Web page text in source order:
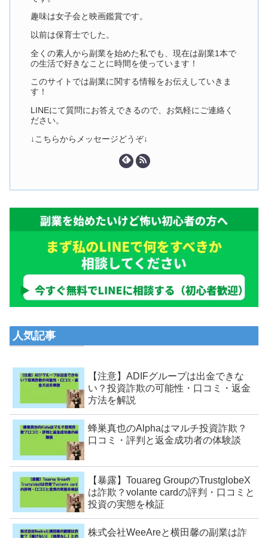
趣味は女子会と映画鑑賞です。
以前は保育士でした。
全くの素人から副業を始めた私でも、現在は副業1本で
の生活で好きなことに時間を使っています！
このサイトでは副業に関する情報をお伝えしていきま
す！
LINEにて質問にお答えできるので、お気軽にご連絡く
ださい。
↓こちらからメッセージどうぞ↓
人気記事
【注意】ADIFグループは出金できな
い？投資詐欺の可能性・口コミ・返金
方法を解説
蜂巣真也のAlphaはマルチ投資詐欺？
口コミ・評判と返金成功者の体験談
【暴露】Touareg GroupのTrustglobeX
は詐欺？volante cardの評判・口コミと
投資の実態を検証
株式会社WeeAreと横田馨の副業は詐